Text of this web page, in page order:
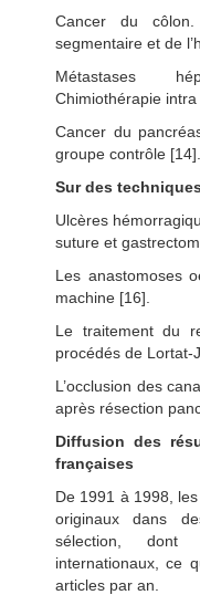
Cancer du
segmentaire et de
Métastases
Chimiothérapie intra
Cancer du
groupe contrôle [14].
Sur des
Ulcères
suture et
Les anastomoses
machine [16].
Le traitement du
procédés de Lortat-
L’occlusion des
après résection
Diffusion des
françaises
De 1991 à 1998,
originaux dans
sélection,
internationaux, ce
articles par an.